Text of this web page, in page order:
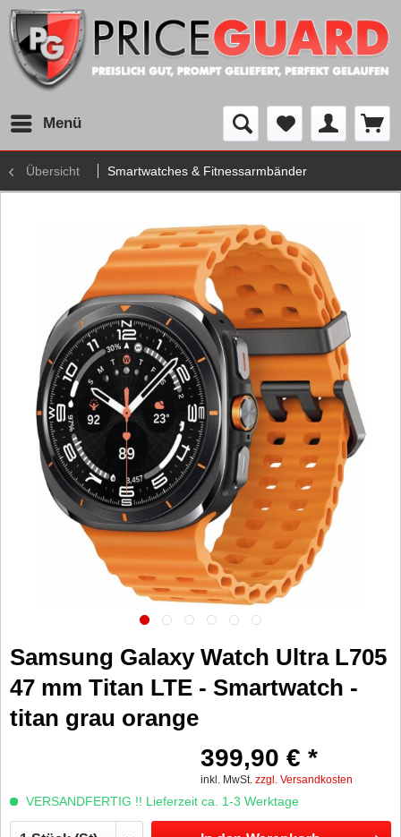
Menü
Übersicht Smartwatches & Fitnessarmbänder
Samsung Galaxy Watch Ultra L705
47 mm Titan LTE - Smartwatch -
titan grau orange
399,90 € *
inkl. MwSt. zzgl. Versandkosten
VERSANDFERTIG !! Lieferzeit ca. 1-3 Werktage